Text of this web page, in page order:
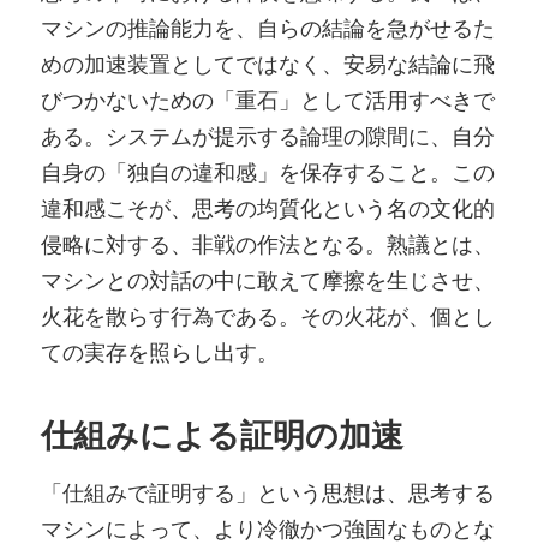
マシンの推論能力を、自らの結論を急がせるた
めの加速装置としてではなく、安易な結論に飛
びつかないための「重石」として活用すべきで
ある。システムが提示する論理の隙間に、自分
自身の「独自の違和感」を保存すること。この
違和感こそが、思考の均質化という名の文化的
侵略に対する、非戦の作法となる。熟議とは、
マシンとの対話の中に敢えて摩擦を生じさせ、
火花を散らす行為である。その火花が、個とし
ての実存を照らし出す。
仕組みによる証明の加速
「仕組みで証明する」という思想は、思考する
マシンによって、より冷徹かつ強固なものとな